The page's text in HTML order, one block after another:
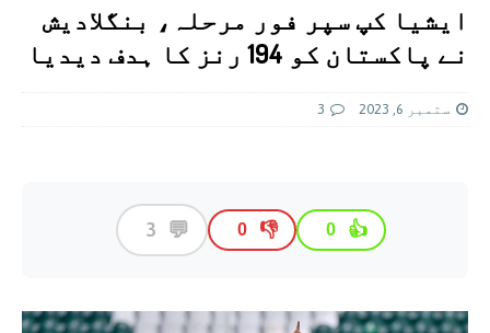
ایشیا کپ سپر فور مرحلہ، بنگلادیش
نے پاکستان کو 194 رنز کا ہدف دیدیا
ستمبر 6, 2023 3
👍
0
👎
0
💬
3